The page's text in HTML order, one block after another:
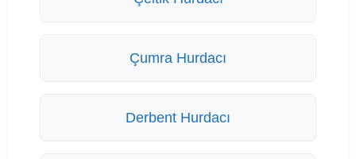
Çumra Hurdacı
Derbent Hurdacı